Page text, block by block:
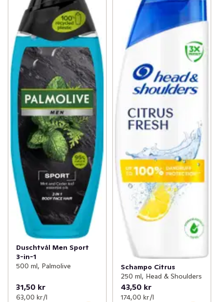
Duschtvål Men Sport
3-in-1
500 ml, Palmolive
31,50 kr
63,00 kr /l
Schampo Citrus
250 ml, Head & Shoulders
43,50 kr
174,00 kr /l